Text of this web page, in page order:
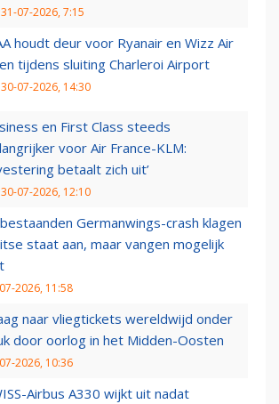
31-07-2026, 7:15
houdt deur voor Ryanair en Wizz Air
tijdens sluiting Charleroi Airport
30-07-2026, 14:30
en First Class steeds
voor Air France-KLM:
betaalt zich uit’
30-07-2026, 12:10
Germanwings-crash klagen
staat aan, maar vangen mogelijk
2026, 11:58
naar vliegtickets wereldwijd onder
door oorlog in het Midden-Oosten
2026, 10:36
Airbus A330 wijkt uit nadat